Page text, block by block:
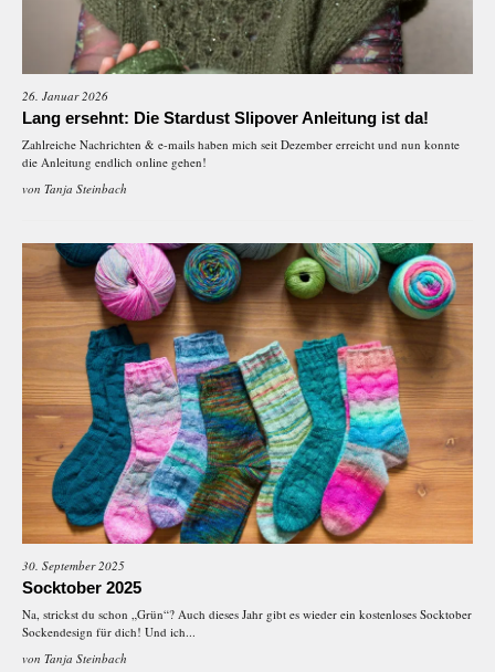
26. Januar 2026
Lang ersehnt: Die Stardust Slipover Anleitung ist da!
Zahlreiche Nachrichten & e-mails haben mich seit Dezember erreicht und nun konnte
die Anleitung endlich online gehen!
von Tanja Steinbach
30. September 2025
Socktober 2025
Na, strickst du schon „Grün“? Auch dieses Jahr gibt es wieder ein kostenloses Socktober
Sockendesign für dich! Und ich...
von Tanja Steinbach